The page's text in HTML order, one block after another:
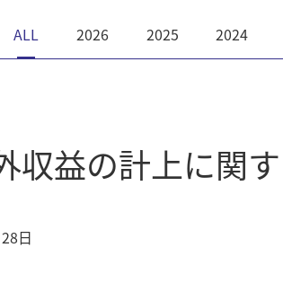
ALL 2026 2025 2024
収益の計上に関
日